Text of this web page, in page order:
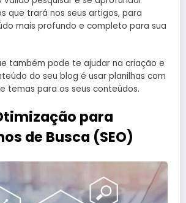
que trará nos seus artigos, para
mais profundo e completo para sua
também pode te ajudar na criação e
do seu blog é usar planilhas com
temas para os seus conteúdos.
para
de Busca (SEO)